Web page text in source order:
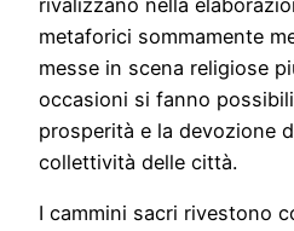
metaforici sommamente
messe in scena religiose
occasioni si fanno
prosperità e la devozione
collettività delle città.
I cammini sacri rivestono